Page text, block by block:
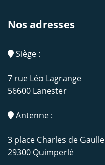
Nos adresses
Siège :
7 rue Léo Lagrange
56600 Lanester
Antenne :
3 place Charles de Gaulle
29300 Quimperlé